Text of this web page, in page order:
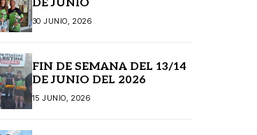
DE JUNIO
30 JUNIO, 2026
FIN DE SEMANA DEL 13/14
DE JUNIO DEL 2026
15 JUNIO, 2026